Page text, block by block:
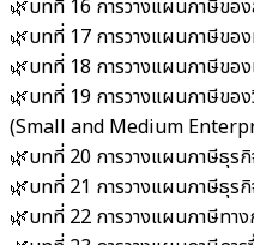
🌿บทที่ 16 การวางแผนภาษีของ
🌿บทที่ 17 การวางแผนภาษีขอ
🌿บทที่ 18 การวางแผนภาษีขอ
🌿บทที่ 19 การวางแผนภาษีขอ
(Small and Medium
🌿บทที่ 20 การวางแผนภาษีธุร
🌿บทที่ 21 การวางแผนภาษีธุร
🌿บทที่ 22 การวางแผนภาษีทาง